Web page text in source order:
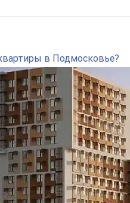
в Подмосковье?